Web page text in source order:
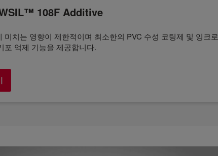
108F Additive
미치는 영향이 제한적이며 최소한의 PVC 수성 코팅제 및 잉크로
포 억제 기능을 제공합니다.